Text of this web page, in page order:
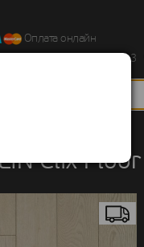
Оплата онлайн
д.43 корпус 3
Clix